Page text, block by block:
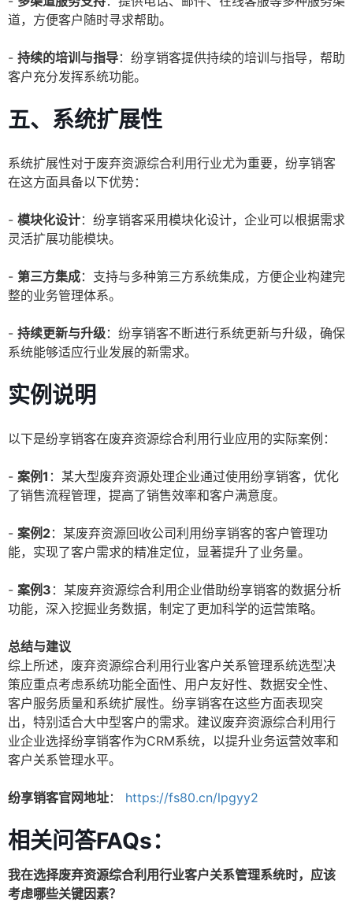
道，方便客户随时寻求帮助。
- 持续的培训与指导：纷享销客提供持续的培训与指导，帮助
客户充分发挥系统功能。
五、系统扩展性
系统扩展性对于废弃资源综合利用行业尤为重要，纷享销客
在这方面具备以下优势：
- 模块化设计：纷享销客采用模块化设计，企业可以根据需求
灵活扩展功能模块。
- 第三方集成：支持与多种第三方系统集成，方便企业构建完
整的业务管理体系。
- 持续更新与升级：纷享销客不断进行系统更新与升级，确保
系统能够适应行业发展的新需求。
实例说明
以下是纷享销客在废弃资源综合利用行业应用的实际案例：
- 案例1 ：某大型废弃资源处理企业通过使用纷享销客，优化
了销售流程管理，提高了销售效率和客户满意度。
- 案例2：某废弃资源回收公司利用纷享销客的客户管理功
能，实现了客户需求的精准定位，显著提升了业务量。
- 案例3 ：某废弃资源综合利用企业借助纷享销客的数据分析
功能，深入挖掘业务数据，制定了更加科学的运营策略。
总结与建议
综上所述，废弃资源综合利用行业客户关系管理系统选型决
策应重点考虑系统功能全面性、用户友好性、数据安全性、
客户服务质量和系统扩展性。纷享销客在这些方面表现突
出，特别适合大中型客户的需求。建议废弃资源综合利用行
业企业选择纷享销客作为CRM系统，以提升业务运营效率和
客户关系管理水平。
纷享销客官网地址： https://fs80.cn/lpgyy2
相关问答FAQs：
我在选择废弃资源综合利用行业客户关系管理系统时，应该
考虑哪些关键因素？